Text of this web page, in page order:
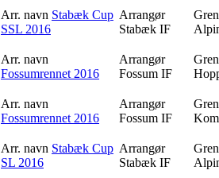
Arr. navn Stabæk Cup
SSL 2016
Arrangør
Stabæk IF
Gren
Arr. navn
Fossumrennet 2016
Arrangør
Fossum IF
Gren
Arr. navn
Fossumrennet 2016
Arrangør
Fossum IF
Gren
Arr. navn Stabæk Cup
SL 2016
Arrangør
Stabæk IF
Gren